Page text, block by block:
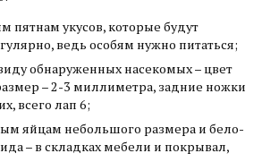
пятнам укусов, которые будут
ведь особям нужно питаться;
обнаруженных насекомых – цвет
– 2-3 миллиметра, задние ножки
всего лап 6;
яйцам небольшого размера и бело-
– в складках мебели и покрывал,